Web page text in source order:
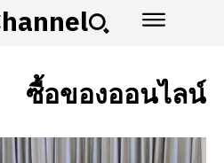
ซื้อของออนไลน์